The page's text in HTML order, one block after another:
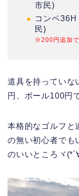
市民)
コンペ
民)
※200円追加
道具を持っていな
円、ボール100円
本格的なゴルフと
の無い初心者でも
のいいところヾ